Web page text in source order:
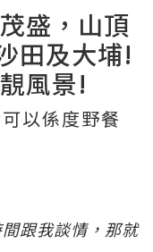
盛，山頂
田及大埔!
風景!
以係度野餐
跟我談情，那就